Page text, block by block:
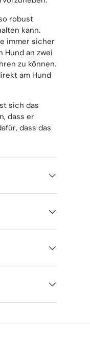
robust
kann.
immer sicher
Hund an zwei
zu können.
am Hund
sich das
dass er
dass das